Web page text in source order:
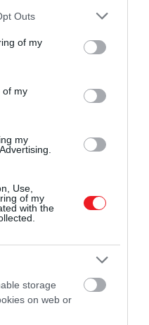
uses one or more Google
You may click to
its third-party tags to
in below Google
Outs
of my
of my
my
Use,
of my
with the
storage
on web or
élményérőlVictor
Elmondása
olyan
zuhanna le egy
aztán amikor kisimult
vált.
holdjait fedezték fel,
kaphat saját nevet